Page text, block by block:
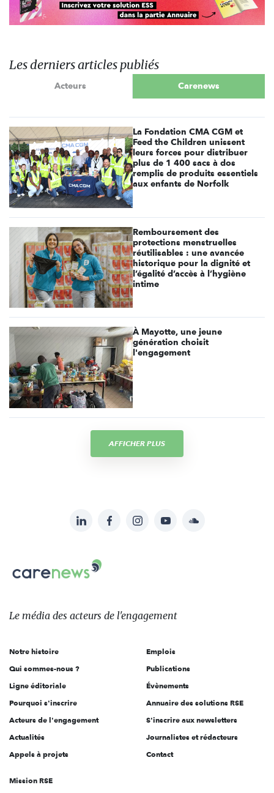
Les derniers articles publiés
Acteurs Carenews
La Fondation CMA CGM et
Feed the Children unissent
leurs forces pour distribuer
plus de 1 400 sacs à dos
remplis de produits essentiels
aux enfants de Norfolk
Remboursement des
protections menstruelles
réutilisables : une avancée
historique pour la dignité et
l’égalité d’accès à l’hygiène
intime
À Mayotte, une jeune
génération choisit
l'engagement
AFFICHER PLUS
sur:
LinkedInFacebookInstagramYouTubeSoundcloud
Carenews,
Le
des
l'engagement
Le média des acteurs de l'engagement
Notre histoire
Qui sommes-nous ?
Ligne éditoriale
Pourquoi s'inscrire
Acteurs de l'engagement
Actualités
Appels à projets
Emplois
Publications
Évènements
Annuaire des solutions RSE
S'inscrire aux newsletters
Journalistes et rédacteurs
Contact
Mission RSE